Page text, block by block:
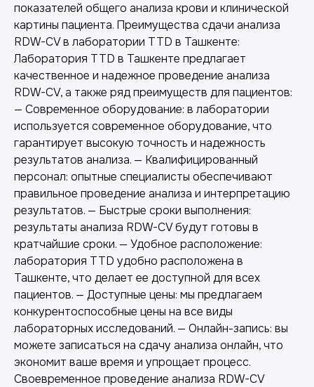
показателей общего анализа крови и клинической
картины пациента. Преимущества сдачи анализа
RDW-CV в лаборатории TTD в Ташкенте:
Лаборатория TTD в Ташкенте предлагает
качественное и надежное проведение анализа
RDW-CV, а также ряд преимуществ для пациентов:
— Современное оборудование: в лаборатории
используется современное оборудование, что
гарантирует высокую точность и надежность
результатов анализа. — Квалифицированный
персонал: опытные специалисты обеспечивают
правильное проведение анализа и интерпретацию
результатов. — Быстрые сроки выполнения:
результаты анализа RDW-CV будут готовы в
кратчайшие сроки. — Удобное расположение:
лаборатория TTD удобно расположена в
Ташкенте, что делает ее доступной для всех
пациентов. — Доступные цены: мы предлагаем
конкурентоспособные цены на все виды
лабораторных исследований. — Онлайн-запись: вы
можете записаться на сдачу анализа онлайн, что
экономит ваше время и упрощает процесс.
Своевременное проведение анализа RDW-CV
Другие наши услуги